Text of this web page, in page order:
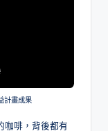
計畫成果
咖啡，背後都有